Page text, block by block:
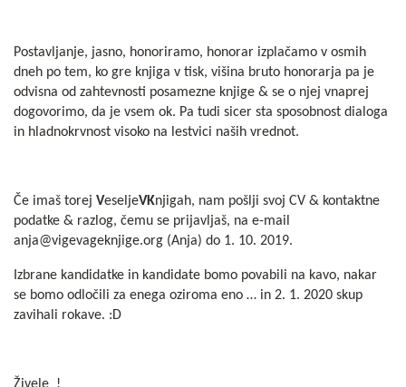
Postavljanje, jasno, honoriramo, honorar izplačamo v osmih
dneh po tem, ko gre knjiga v tisk, višina bruto honorarja pa je
odvisna od zahtevnosti posamezne knjige & se o njej vnaprej
dogovorimo, da je vsem ok. Pa tudi sicer sta sposobnost dialoga
in hladnokrvnost visoko na lestvici naših vrednot.
Če imaš torej VeseljeVKnjigah, nam pošlji svoj CV & kontaktne
podatke & razlog, čemu se prijavljaš, na e-mail
anja@vigevageknjige.org (Anja) do 1. 10. 2019.
Izbrane kandidatke in kandidate bomo povabili na kavo, nakar
se bomo odločili za enega oziroma eno … in 2. 1. 2020 skup
zavihali rokave. :D